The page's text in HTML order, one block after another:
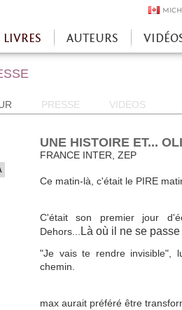
LIVRES AUTEURS
PRESSE VIDEOS
UNE HISTOIRE ET...
FRANCE INTER, ZEP
Ce matin-là, c'était le PIRE
C'était son premier jour
Dehors... Là où il ne se
"Je vais te rendre invisible",
chemin.
max aurait préféré être